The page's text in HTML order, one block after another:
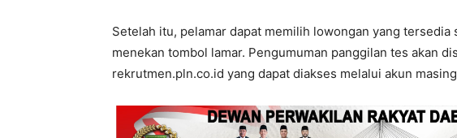
Setelah itu, pelamar dapat memilih lowongan yang tersedia
menekan tombol lamar. Pengumuman panggilan tes akan
rekrutmen.pln.co.id yang dapat diakses melalui akun